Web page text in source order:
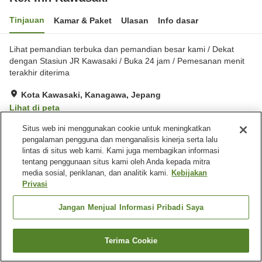
Tinjauan Kamar & Paket Ulasan Info dasar
Lihat pemandian terbuka dan pemandian besar kami / Dekat
dengan Stasiun JR Kawasaki / Buka 24 jam / Pemesanan menit
terakhir diterima
Kota Kawasaki, Kanagawa, Jepang
Lihat di peta
Sangat baik Ulasan: 582
Fasilitas properti
Sauna
Restoran
Mesin penjual otomatis
Beranda Jepang Kanagawa
Kota Kawasaki
Cari kamar
Situs web ini menggunakan cookie untuk meningkatkan
pengalaman pengguna dan menganalisis kinerja serta lalu
lintas di situs web kami. Kami juga membagikan informasi
tentang penggunaan situs kami oleh Anda kepada mitra
media sosial, periklanan, dan analitik kami. Kebijakan
Privasi
Jangan Menjual Informasi Pribadi Saya
Terima Cookie